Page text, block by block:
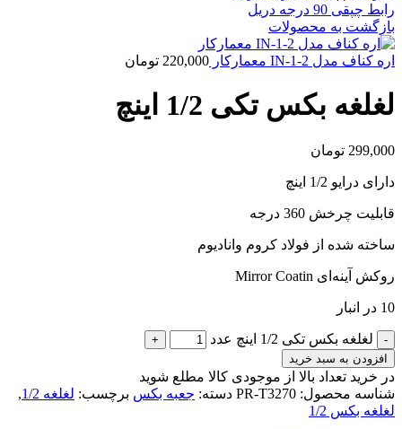
رابط چپقی 90 درجه دریل
بازگشت به محصولات
اره کناف مدل 2-IN-1 معمارکار 220,000 تومان
لغلغه بکس تکی 1/2 اینچ
299,000 تومان
دارای درایو 1/2 اینچ
قابلیت چرخش 360 درجه
ساخته شده از فولاد کروم وانادیوم
روکش آینه‌ای Mirror Coatin
10 در انبار
لغلغه بکس تکی 1/2 اینچ عدد
افزودن به سبد خرید
در خرید تعداد بالا از موجودی کالا مطلع شوید
شناسه محصول: PR-T3270 دسته: جعبه بکس برچسب: لغلغه 1/2
,
لغلغه بکس 1/2